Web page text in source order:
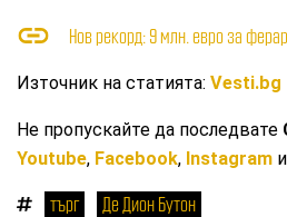
Нов рекорд: 9 млн. евро за
Източник на статията:Vesti.bg
Не пропускайте да последвате
Youtube, Facebook, Instagram и
търг Де Дион Бутон